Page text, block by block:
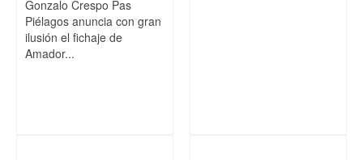
Gonzalo Crespo Pas
Piélagos anuncia con gran
ilusión el fichaje de
Amador...